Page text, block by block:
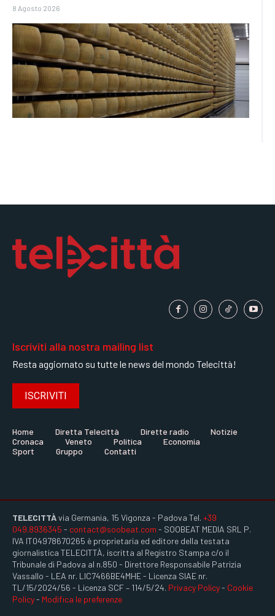
8 Agosto 2026
Iscriviti alla nostra mailing list
Resta aggiornato su tutte le news del mondo Telecittà!
ISCRIVITI
Home Diretta Telecittà Dirette radio
Notizie
Cronaca
Veneto Politica
Economia
Sport
Gruppo Contatti
TELECITTÀvia Germania, 15 Vigonza - Padova Tel. +39
049.8936345 - contact@soobeat.com - SOOBEAT MEDIA SRL P.
IVA IT04978670265 è proprietaria ed editore della testata
giornalistica TELECITTÀ, iscritta al Registro Stampa c/o il
Tribunale di Padova al n.850 - Direttore Responsabile Patrizia
Vassallo - LEA nr. LIC7466BE4MHE - Licenza SIAE nr.
TL/15/2024/56 - Licenza SCF – 114/5/24. Privacy Policy- Cookie
Policy- Modifica le preferenze